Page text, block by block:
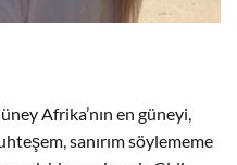
Afrika’nın en güneyi,
sanırım söylememe